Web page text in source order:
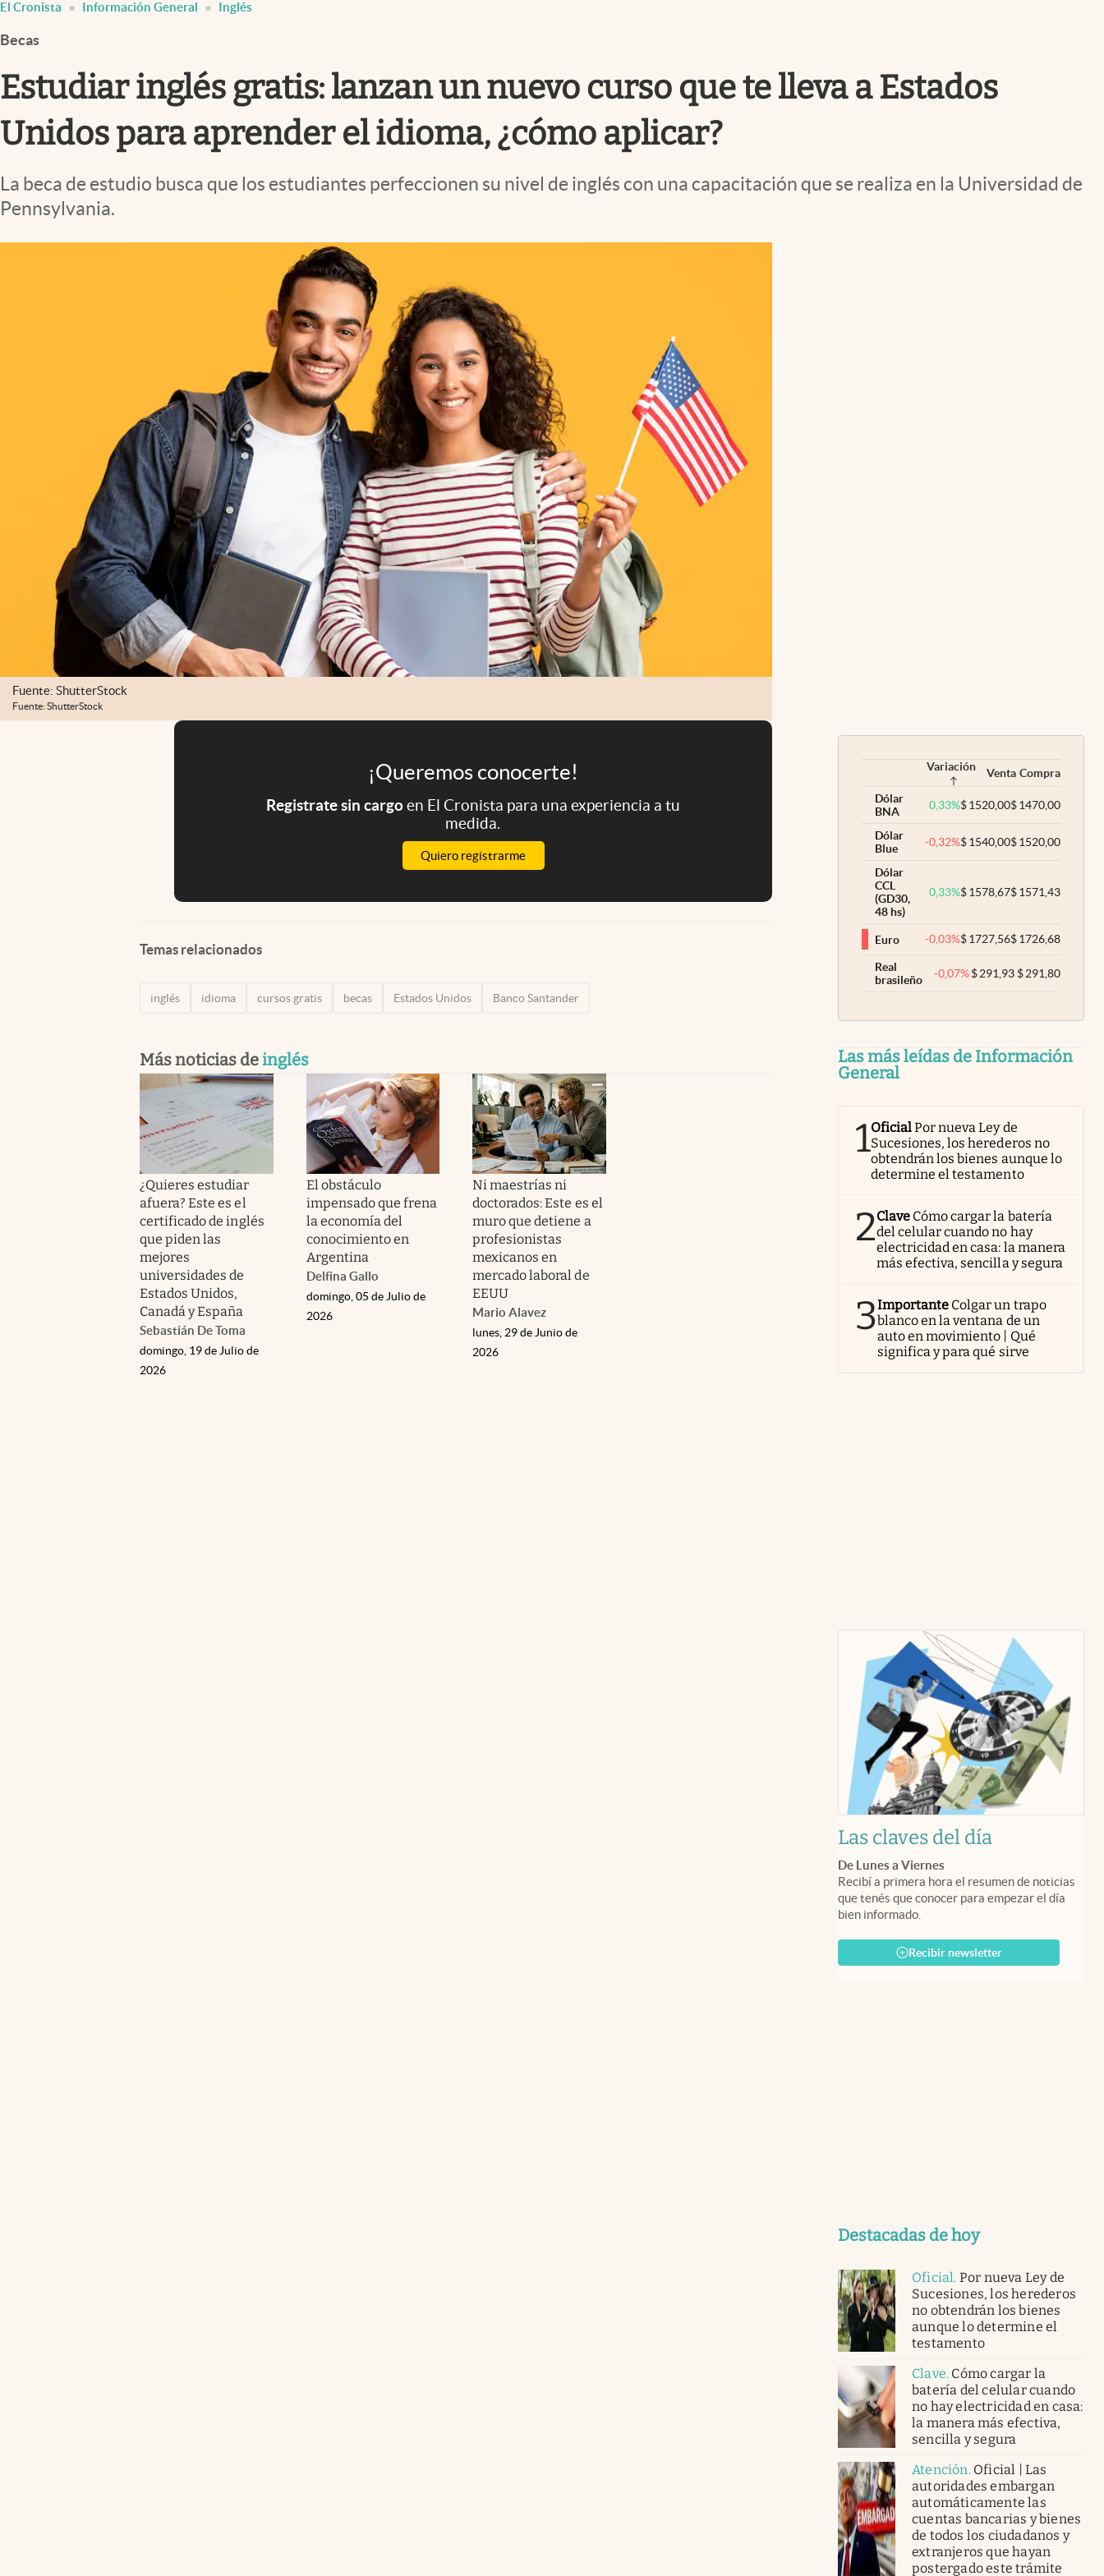
Infotechnology
Clase
Clima
Mundial 2026
Eventos Corporativos
El Cronista Información General Inglés
Becas
Estudiar inglés gratis: lanzan un nuevo curso que te lleva a Estados
Unidos para aprender el idioma, ¿cómo aplicar?
La beca de estudio busca que los estudiantes perfeccionen su nivel de inglés con una capacitación que se realiza en la Universidad de
Pennsylvania.
Fuente: ShutterStock
Fuente: ShutterStock
¡Queremos conocerte!
Registrate sin cargoen El Cronista para una experiencia a tu
medida.
Quiero registrarme
Temas relacionados
inglés idioma cursos gratis becas Estados Unidos Banco Santander
Más noticias deinglés
¿Quieres estudiar
afuera? Este es el
certificado de inglés
que piden las
mejores
universidades de
Estados Unidos,
Canadá y España
Sebastián De Toma
domingo, 19 de Julio de
2026
El obstáculo
impensado que frena
la economía del
conocimiento en
Argentina
Delfina Gallo
domingo, 05 de Julio de
2026
Ni maestrías ni
doctorados: Este es el
muro que detiene a
profesionistas
mexicanos en
mercado laboral de
EEUU
Mario Alavez
lunes, 29 de Junio de
2026
Variación Venta Compra
Dólar
BNA
0,33%$1520,00$1470,00
Dólar
Blue
-0,32%$1540,00$1520,00
Dólar
CCL
(GD30,
48 hs)
0,33%$1578,67$1571,43
Euro -0,03%$1727,56$1726,68
Real
brasileño
-0,07% $291,93 $291,80
Las más leídas de Información
General
1OficialPor nueva Ley de
Sucesiones, los herederos no
obtendrán los bienes aunque lo
determine el testamento
2Clave Cómo cargar la batería
del celular cuando no hay
electricidad en casa: la manera
más efectiva, sencilla y segura
3Importante Colgar un trapo
blanco en la ventana de un
auto en movimiento | Qué
significa y para qué sirve
Las claves del día
De Lunes a Viernes
Recibí a primera hora el resumen de noticias
que tenés que conocer para empezar el día
bien informado.
Recibir newsletter
Destacadas de hoy
Oficial. Por nueva Ley de
Sucesiones, los herederos
no obtendrán los bienes
aunque lo determine el
testamento
Clave. Cómo cargar la
batería del celular cuando
no hay electricidad en casa:
la manera más efectiva,
sencilla y segura
Atención. Oficial | Las
autoridades embargan
automáticamente las
cuentas bancarias y bienes
de todos los ciudadanos y
extranjeros que hayan
postergado este trámite